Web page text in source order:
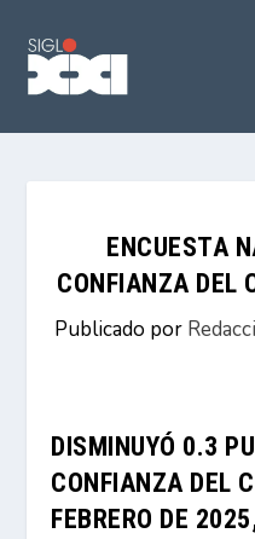
ENCUESTA
CONFIANZA DEL
Publicado por
DISMINUYÓ 0.3
CONFIANZA DEL
FEBRERO DE